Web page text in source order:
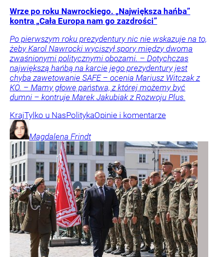
Wrze po roku Nawrockiego. „Największa hańba”
kontra „Cała Europa nam go zazdrości”
Po pierwszym roku prezydentury nic nie wskazuje na to,
żeby Karol Nawrocki wyciszył spory między dwoma
zwaśnionymi politycznymi obozami. – Dotychczas
największą hańbą na karcie jego prezydentury jest
chyba zawetowanie SAFE – ocenia Mariusz Witczak z
KO. – Mamy głowę państwa, z której możemy być
dumni – kontruje Marek Jakubiak z Rozwoju Plus.
KrajTylko u NasPolitykaOpinie i komentarze
Magdalena Frindt